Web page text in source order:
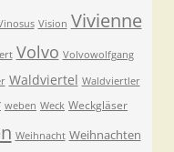
Vision Vivienne
Volvo Volvowolfgang
Waldviertel Waldviertler
weben Weck Weckgläser
Weihnacht Weihnachten